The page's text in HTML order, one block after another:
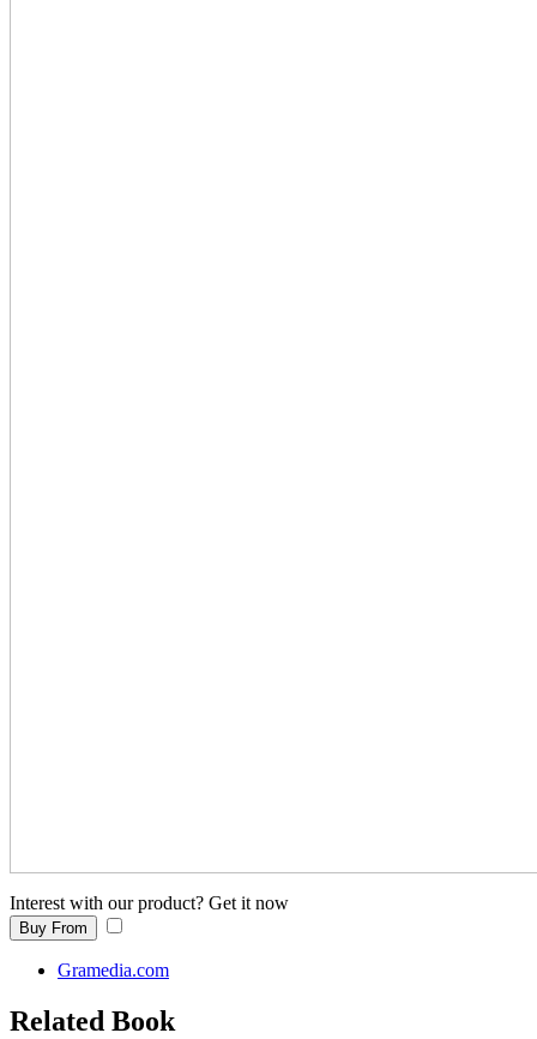
Interest with our product? Get it now
Buy From
Gramedia.com
Related Book